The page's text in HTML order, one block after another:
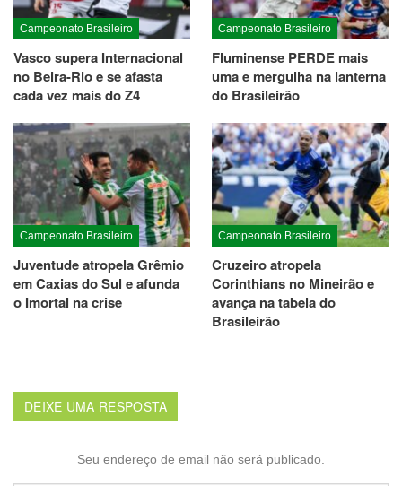
Campeonato Brasileiro
Vasco supera Internacional
no Beira-Rio e se afasta
cada vez mais do Z4
Campeonato Brasileiro
Fluminense PERDE mais
uma e mergulha na lanterna
do Brasileirão
Campeonato Brasileiro
Juventude atropela Grêmio
em Caxias do Sul e afunda
o Imortal na crise
Campeonato Brasileiro
Cruzeiro atropela
Corinthians no Mineirão e
avança na tabela do
Brasileirão
DEIXE UMA RESPOSTA
Seu endereço de email não será publicado.